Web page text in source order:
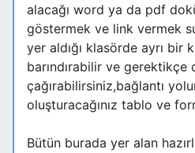
alacağı word ya da pdf
göstermek ve link vermek
yer aldığı klasörde ayrı bir
barındırabilir ve gerektikçe
çağırabilirsiniz,bağlantı
oluşturacağınız tablo ve
Bütün burada yer alan